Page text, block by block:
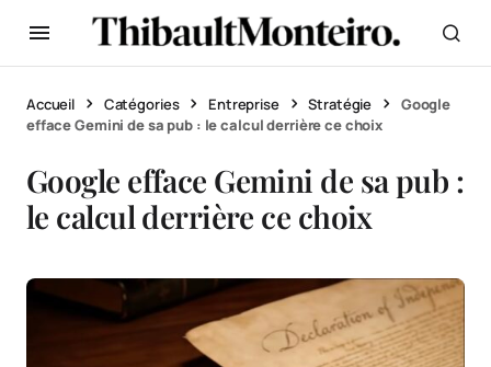
Accueil Catégories Entreprise Stratégie
Google
efface Gemini de sa pub : le calcul derrière ce choix
Google efface Gemini de sa pub :
le calcul derrière ce choix